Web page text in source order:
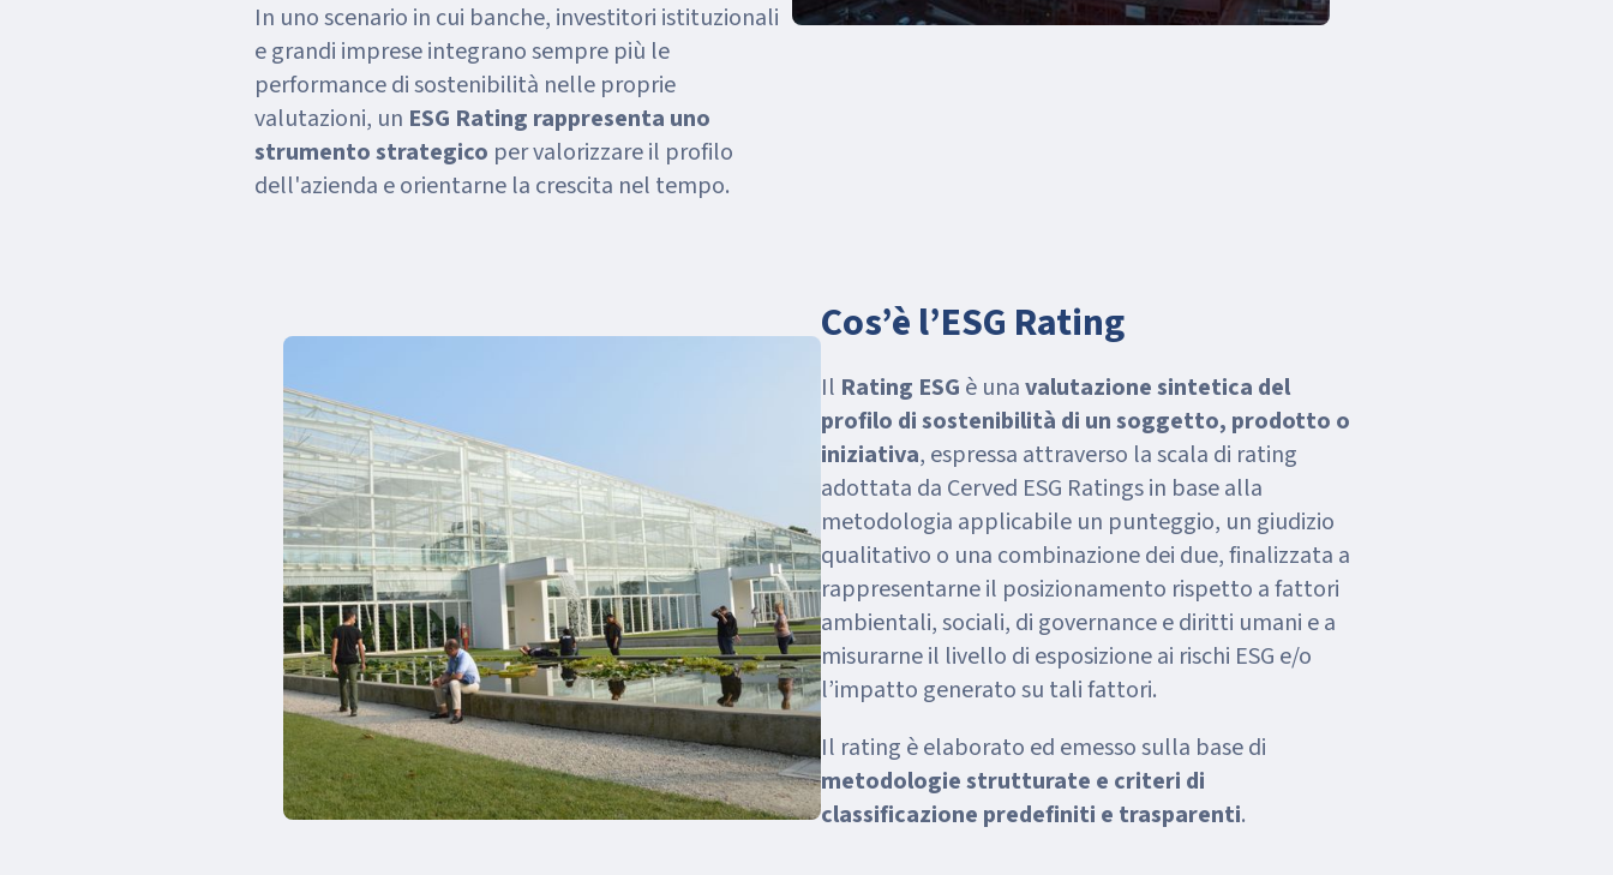
In uno scenario in cui banche, investitori istituzionali
e grandi imprese integrano sempre più le
performance di sostenibilità nelle proprie
valutazioni, un ESG Rating rappresenta uno
strumento strategico per valorizzare il profilo
dell'azienda e orientarne la crescita nel tempo.
Cos’è l’ESG Rating
Il Rating ESG è unavalutazione sintetica del
profilo di sostenibilità di un soggetto, prodotto o
iniziativa, espressa attraverso la scala di rating
adottata da Cerved ESG Ratings in base alla
metodologia applicabile un punteggio, un giudizio
qualitativo o una combinazione dei due, finalizzata a
rappresentarne il posizionamento rispetto a fattori
ambientali, sociali, di governance e diritti umani e a
misurarne il livello di esposizione ai rischi ESG e/o
l’impatto generato su tali fattori.
Il rating è elaborato ed emesso sulla base di
metodologie strutturate e criteri di
classificazione predefiniti e trasparenti.